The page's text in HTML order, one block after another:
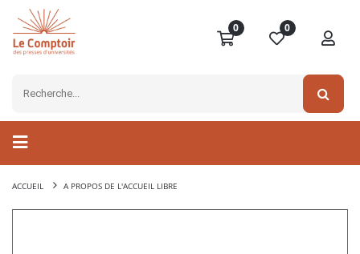
0 0
ACCUEIL A PROPOS DE L'ACCUEIL LIBRE